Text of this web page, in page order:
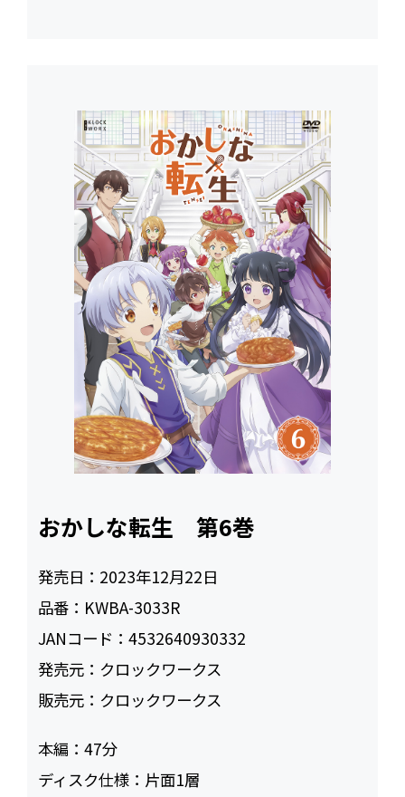
おかしな転生 第6巻
発売日： 2023年12月22日
品番： KWBA-3033R
JANコード：4532640930332
発売元： クロックワークス
販売元： クロックワークス
本編：47
ディスク仕様： 片面1層